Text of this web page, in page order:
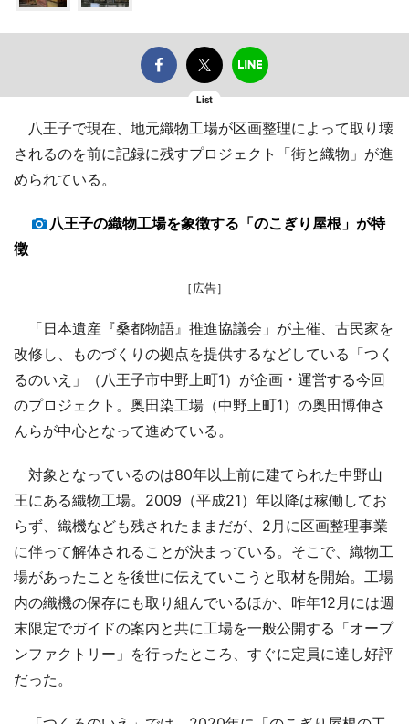
List
八王子で現在、地元織物工場が区画整理によって取り壊
されるのを前に記録に残すプロジェクト「街と織物」が進
められている。
八王子の織物工場を象徴する「のこぎり屋根」が特
徴
［広告］
「日本遺産『桑都物語』推進協議会」が主催、古民家を
改修し、ものづくりの拠点を提供するなどしている「つく
るのいえ」（八王子市中野上町1）が企画・運営する今回
のプロジェクト。奥田染工場（中野上町1）の奥田博伸さ
んらが中心となって進めている。
対象となっているのは80年以上前に建てられた中野山
王にある織物工場。2009（平成21）年以降は稼働してお
らず、織機なども残されたままだが、2月に区画整理事業
に伴って解体されることが決まっている。そこで、織物工
場があったことを後世に伝えていこうと取材を開始。工場
内の織機の保存にも取り組んでいるほか、昨年12月には週
末限定でガイドの案内と共に工場を一般公開する「オープ
ンファクトリー」を行ったところ、すぐに定員に達し好評
だった。